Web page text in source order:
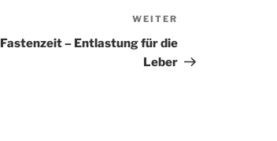
Beitrag
WEITER
Fastenzeit – Entlastung für die
Leber